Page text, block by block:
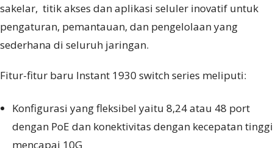
sakelar, titik akses dan aplikasi seluler inovatif untuk
pengaturan, pemantauan, dan pengelolaan yang
sederhana di seluruh jaringan.
Fitur-fitur baru Instant 1930 switch series meliputi:
Konfigurasi yang fleksibel yaitu 8,24 atau 48 port
dengan PoE dan konektivitas dengan kecepatan tinggi
mencapai 10G